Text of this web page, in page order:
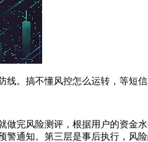
。搞不懂风控怎么运转，等短信
完风险测评，根据用户的资金
通知。第三层是事后执行，风